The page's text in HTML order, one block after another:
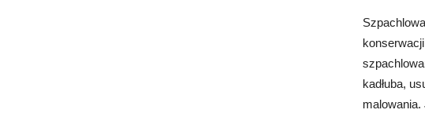
kadłuba,
malowania.